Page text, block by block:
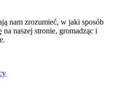
nam zrozumieć, w jaki sposób
naszej stronie, gromadząc i